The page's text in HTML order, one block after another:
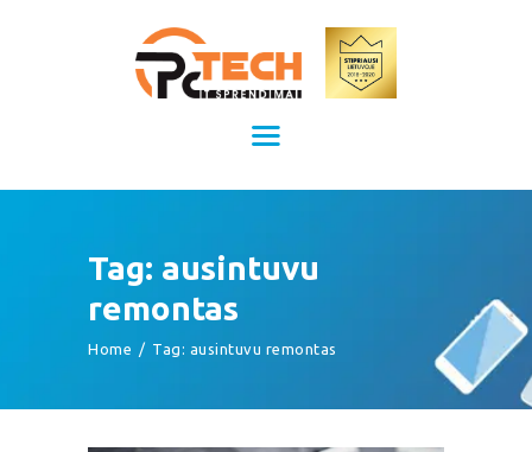
Tag: ausintuvu
remontas
Home Tag: ausintuvu remontas
Kompiuterių remontas Kaune
Kompiuterių priežiūra
APIE MUS
KONTAKTAI